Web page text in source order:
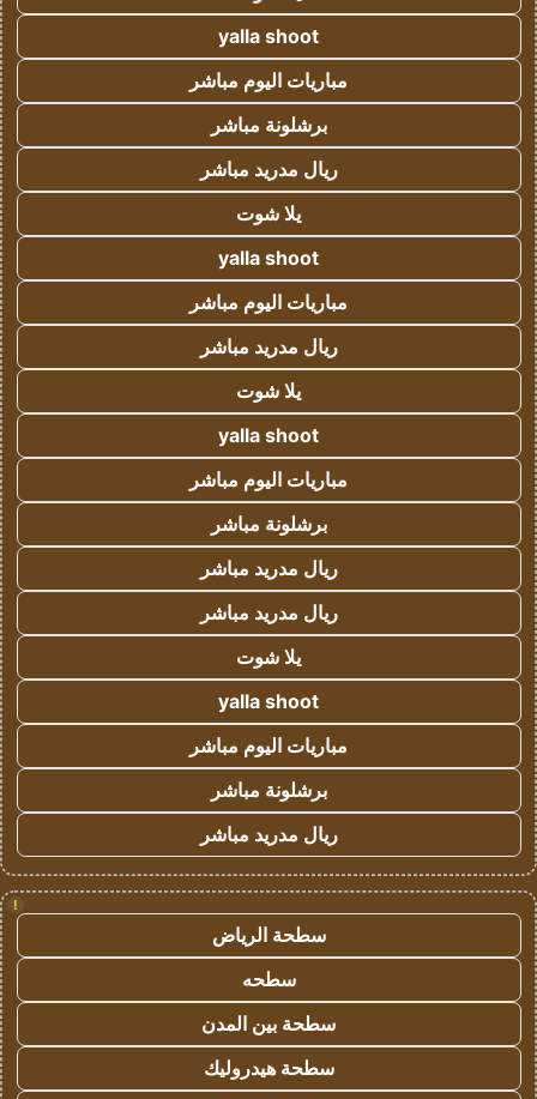
yalla shoot
مباريات اليوم مباشر
برشلونة مباشر
ريال مدريد مباشر
يلا شوت
yalla shoot
مباريات اليوم مباشر
ريال مدريد مباشر
يلا شوت
yalla shoot
مباريات اليوم مباشر
برشلونة مباشر
ريال مدريد مباشر
ريال مدريد مباشر
يلا شوت
yalla shoot
مباريات اليوم مباشر
برشلونة مباشر
ريال مدريد مباشر
!
سطحة الرياض
سطحه
سطحة بين المدن
سطحة هيدروليك